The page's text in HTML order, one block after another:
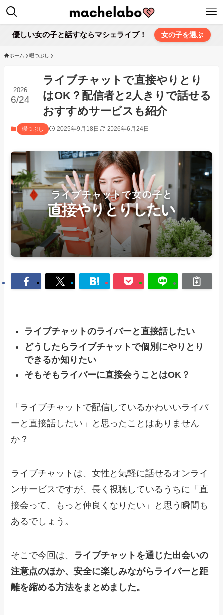
優しい女の子と話すならマシェライブ！ 女の子を選ぶ
ホーム 暇つぶし
ライブチャットで直接やりとり
はOK？配信者と2人きりで話せる
おすすめサービスも紹介
2026
6/24
暇つぶし 2025年9月18日 2026年6月24日
ライブチャットのライバーと直接話したい
どうしたらライブチャットで個別にやりとり
できるか知りたい
そもそもライバーに直接会うことはOK？
「ライブチャットで配信しているかわいいライバ
ーと直接話したい」と思ったことはありません
か？
ライブチャットは、女性と気軽に話せるオンライ
ンサービスですが、長く視聴しているうちに「直
接会って、もっと仲良くなりたい」と思う瞬間も
あるでしょう。
そこで今回は、 ライブチャットを通じた出会いの
注意点のほか、安全に楽しみながらライバーと距
離を縮める方法をまとめました。